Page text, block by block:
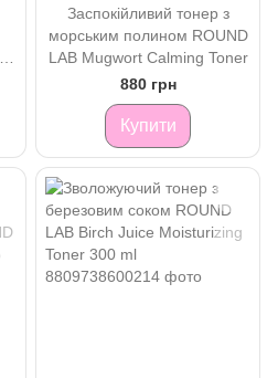
Заспокійливий тонер з
морським полином ROUND
LAB Mugwort Calming Toner
880 грн
Купити